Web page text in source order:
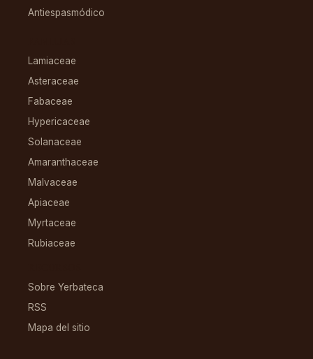
Antiespasmódico
Lamiaceae
Asteraceae
Fabaceae
Hypericaceae
Solanaceae
Amaranthaceae
Malvaceae
Apiaceae
Myrtaceae
Rubiaceae
Sobre Yerbateca
RSS
Mapa del sitio